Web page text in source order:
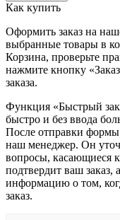
Как купить
Оформить заказ на
выбранные товары в
Корзина, проверьте
нажмите кнопку
заказа.
Функция «Быстрый
быстро и без ввода
После отправки формы
наш менеджер. Он
вопросы, касающиеся
подтвердит ваш заказ,
информацию о том,
заказ.